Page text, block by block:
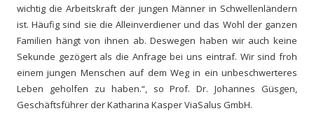
wichtig die Arbeitskraft der jungen Männer in Schwellenländern
ist. Häufig sind sie die Alleinverdiener und das Wohl der ganzen
Familien hängt von ihnen ab. Deswegen haben wir auch keine
Sekunde gezögert als die Anfrage bei uns eintraf. Wir sind froh
einem jungen Menschen auf dem Weg in ein unbeschwerteres
Leben geholfen zu haben.“, so Prof. Dr. Johannes Güsgen,
Geschäftsführer der Katharina Kasper ViaSalus GmbH.